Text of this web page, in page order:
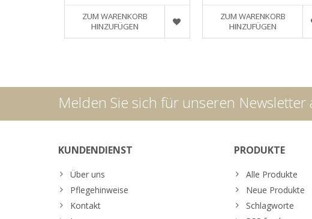
ZUM WARENKORB
HINZUFÜGEN
ZUM WARENKORB
HINZUFÜGEN
Melden Sie sich für unseren Newsletter
KUNDENDIENST
Über uns
Pflegehinweise
Kontakt
PRODUKTE
Alle Produkte
Neue Produkte
Schlagworte